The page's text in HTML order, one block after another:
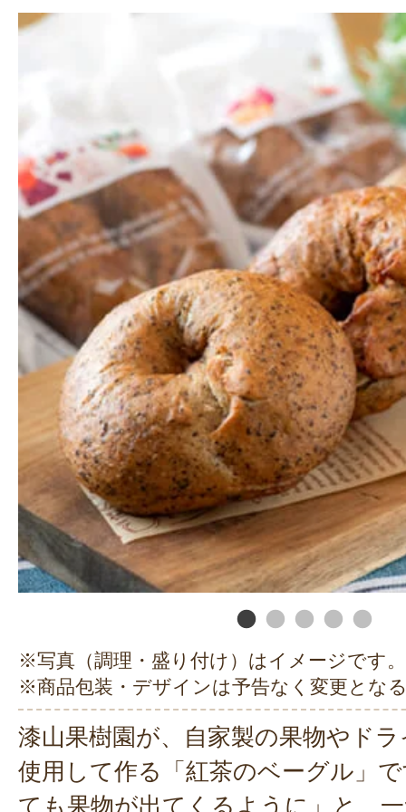
※写真（調理・盛り付け）はイメージです。
※商品包装・デザインは予告なく変更とな
漆山果樹園が、自家製の果物やド
使用して作る「紅茶のベーグル」
ても果物が出てくるように」と、